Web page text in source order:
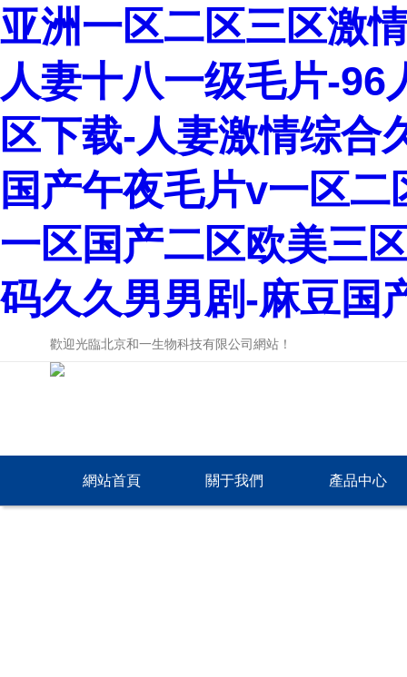
亚洲一区二区三区激
人妻十八一级毛片-
区下载-人妻激情综合
国产午夜毛片v一区
一区国产二区欧美三
码久久男男剧-麻豆国
歡迎光臨北京和一生物科技有限公司網站！
網站首頁 關于我們 產品中心